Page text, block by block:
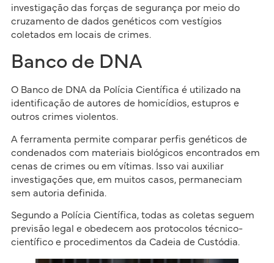
investigação das forças de segurança por meio do
cruzamento de dados genéticos com vestígios
coletados em locais de crimes.
Banco de DNA
O Banco de DNA da Polícia Científica é utilizado na
identificação de autores de homicídios, estupros e
outros crimes violentos.
A ferramenta permite comparar perfis genéticos de
condenados com materiais biológicos encontrados em
cenas de crimes ou em vítimas. Isso vai auxiliar
investigações que, em muitos casos, permaneciam
sem autoria definida.
Segundo a Polícia Científica, todas as coletas seguem
previsão legal e obedecem aos protocolos técnico-
científico e procedimentos da Cadeia de Custódia.